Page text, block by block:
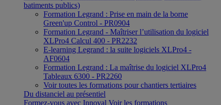
batiments publics)
Formation Legrand : Prise en main de la borne
Green'up Control - PR0904
Formation Legrand - Maîtriser l’utilisation du logiciel
XLPro4 Calcul 400 - PR2232
E-learning Legrand : la suite logiciels XLPro4 -
AF0604
Formation Legrand : La maîtrise du logiciel XLPro4
Tableaux 6300 - PR2260
Voir toutes les formations pour chantiers tertiaires
Du distanciel au présentiel
Formez-vous avec Innoval Voir les formations